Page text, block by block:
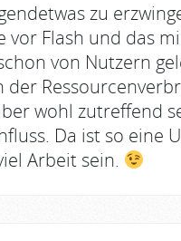
zu
Flash und das
von Nutzern
der
wohl zutreffend
Da ist so eine
Arbeit sein.